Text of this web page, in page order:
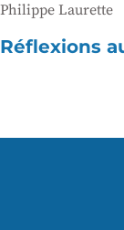
Philippe Laurette
Réflexions